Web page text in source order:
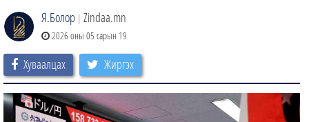
Я.Болор | Zindaa.mn
2026 оны 05 сарын 19
Хуваалцах Жиргэх